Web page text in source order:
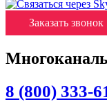
Заказать звонок
8 (800) 333-